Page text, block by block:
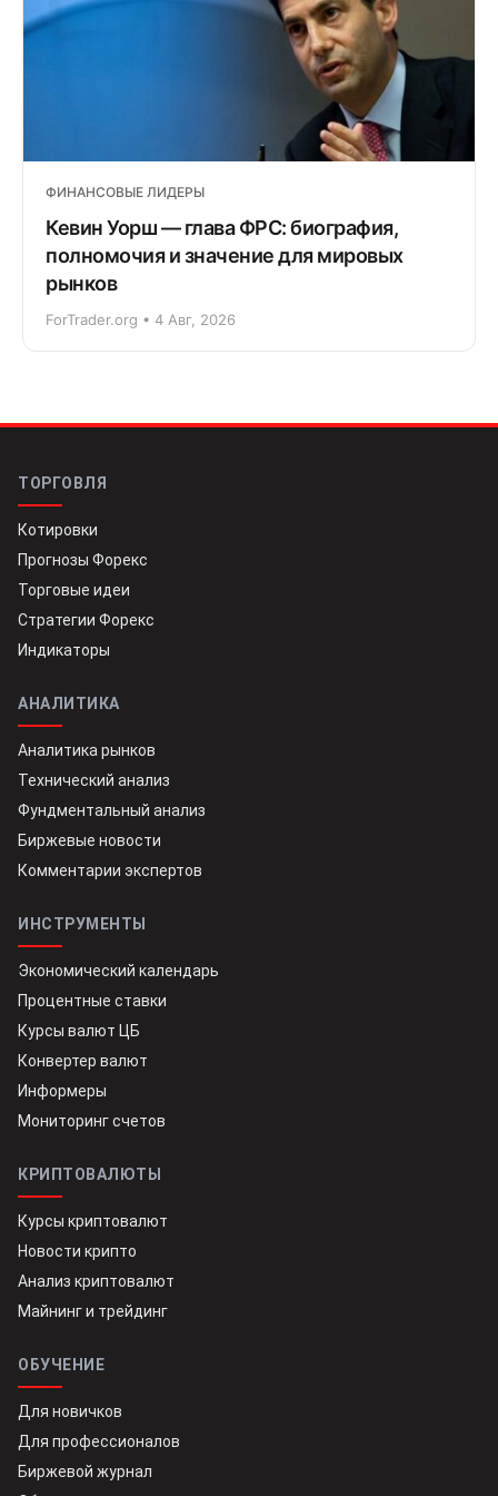
ФИНАНСОВЫЕ ЛИДЕРЫ
Кевин Уорш — глава ФРС: биография,
полномочия и значение для мировых
рынков
ForTrader.org • 4 Авг, 2026
ТОРГОВЛЯ
Котировки
Прогнозы Форекс
Торговые идеи
Стратегии Форекс
Индикаторы
АНАЛИТИКА
Аналитика рынков
Технический анализ
Фундментальный анализ
Биржевые новости
Комментарии экспертов
ИНСТРУМЕНТЫ
Экономический календарь
Процентные ставки
Курсы валют ЦБ
Конвертер валют
Информеры
Мониторинг счетов
КРИПТОВАЛЮТЫ
Курсы криптовалют
Новости крипто
Анализ криптовалют
Майнинг и трейдинг
ОБУЧЕНИЕ
Для новичков
Для профессионалов
Биржевой журнал